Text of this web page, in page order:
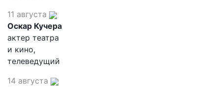
11 августа
Оскар Кучера
актер театра
и кино,
телеведущий
14 августа